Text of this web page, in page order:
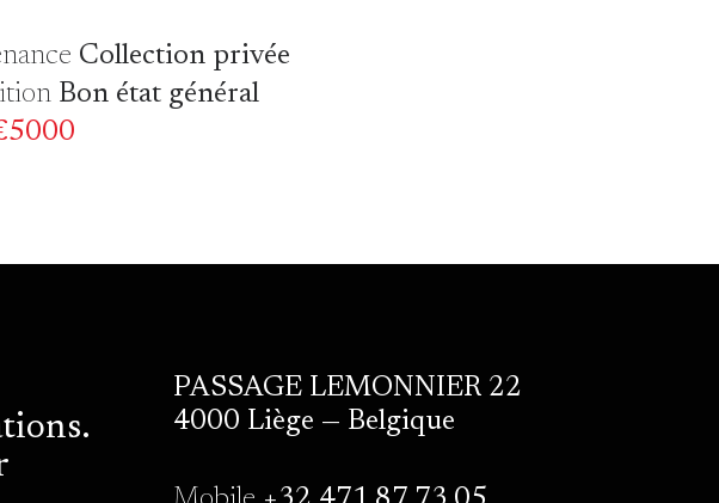
Collection privée
Bon état général
PASSAGE LEMONNIER 22
4000 Liège — Belgique